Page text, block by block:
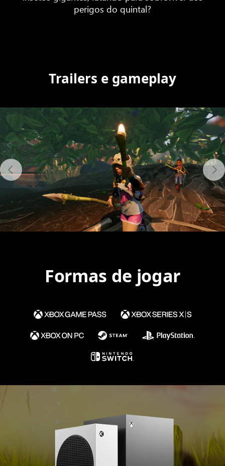
perigos do quintal?
Trailers e gameplay
Formas de jogar